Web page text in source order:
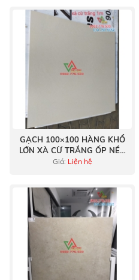
GẠCH 100×100 HÀNG KHỔ
LỚN XÀ CỪ TRẮNG ỐP NỀN
NHÀ
Giá: Liện hệ